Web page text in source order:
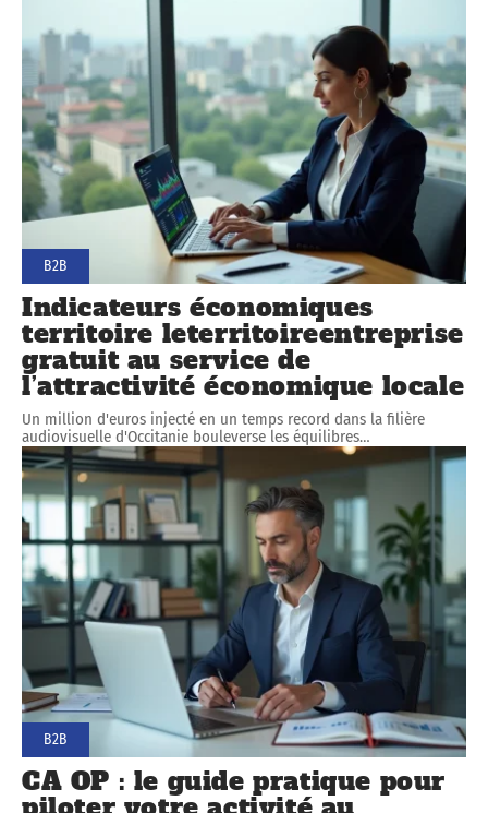
B2B
Indicateurs économiques
territoire leterritoireentreprise
gratuit au service de
l’attractivité économique locale
Un million d'euros injecté en un temps record dans la filière
audiovisuelle d'Occitanie bouleverse les équilibres…
B2B
CA OP : le guide pratique pour